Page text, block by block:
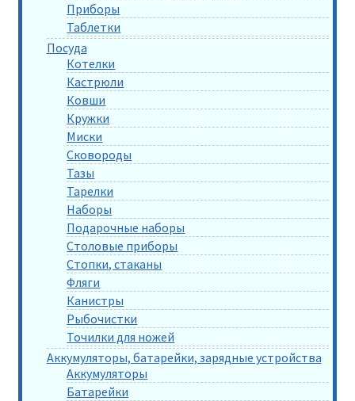
Приборы
Таблетки
Посуда
Котелки
Кастрюли
Ковши
Кружки
Миски
Сковороды
Тазы
Тарелки
Наборы
Подарочные наборы
Столовые приборы
Стопки, стаканы
Фляги
Канистры
Рыбочистки
Точилки для ножей
Аккумуляторы, батарейки, зарядные устройства
Аккумуляторы
Батарейки